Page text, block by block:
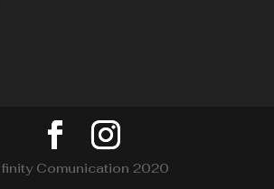
Comunication 2020